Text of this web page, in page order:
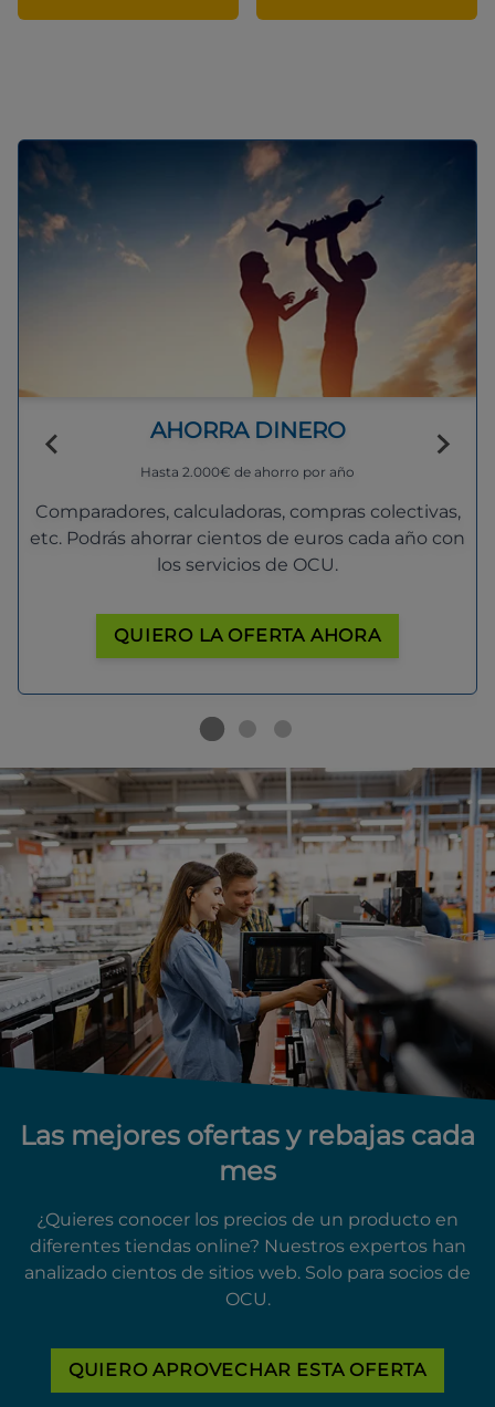
AHORRA DINERO
Hasta 2.000€ de ahorro por año
Comparadores, calculadoras, compras colectivas,
etc. Podrás ahorrar cientos de euros cada año con
los servicios de OCU.
QUIERO LA OFERTA AHORA
Las mejores ofertas y rebajas cada
mes
¿Quieres conocer los precios de un producto en
diferentes tiendas online? Nuestros expertos han
analizado cientos de sitios web. Solo para socios de
OCU.
QUIERO APROVECHAR ESTA OFERTA